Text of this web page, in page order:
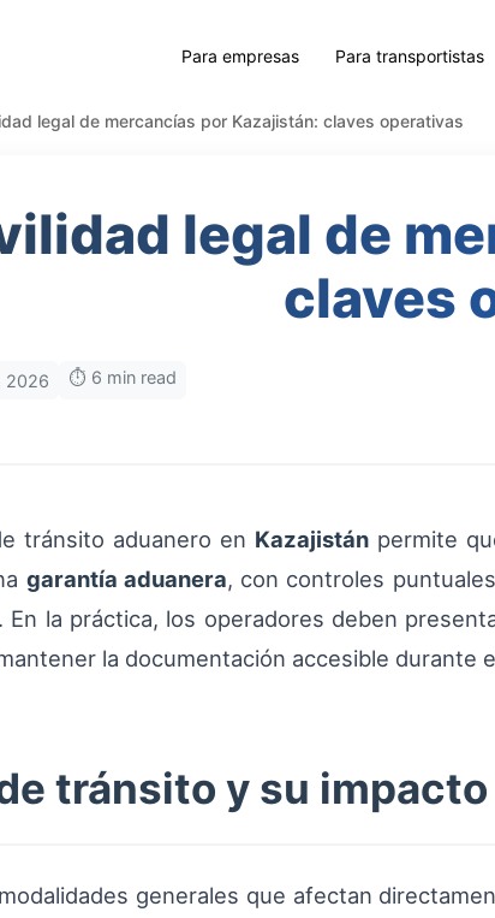
Para empresas Para transportistas
legal de mercancías por Kazajistán: claves operativas
legal de
claves
2026 ⏱️ 6 min read
tránsito aduanero en Kazajistán permite
garantía aduanera, con controles
En la práctica, los operadores deben
la documentación accesible
tránsito y su
generales que afectan